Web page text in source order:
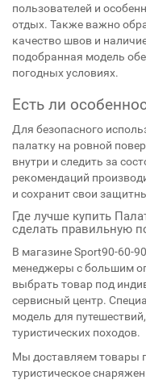
пользователей и
отдых. Также важно
качество швов и
подобранная модель
погодных условиях.
Есть ли
Для безопасного
палатку на ровной
внутри и следить за
рекомендаций
и сохранит свои
Где лучше купить
сделать правильную
В магазине Sport90-60-
менеджеры с большим
выбрать товар под
сервисный центр.
модель для
туристических походов.
Мы доставляем товары
туристическое